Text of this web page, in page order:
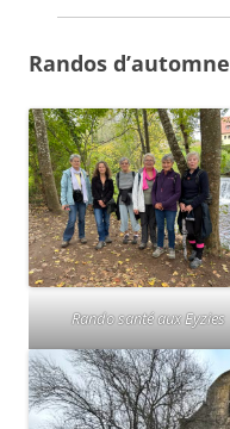
Randos d’automne
Rando santé aux Eyzies